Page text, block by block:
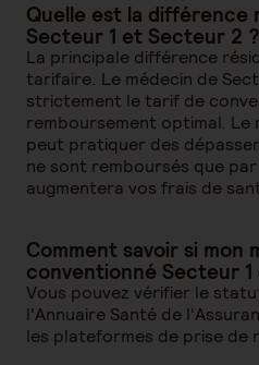
Quelle est la différence
Secteur 1 et Secteur 2 ?
La principale différence
tarifaire. Le médecin de
strictement le tarif de
remboursement optimal. Le
peut pratiquer des
ne sont remboursés que
augmentera vos frais de
Comment savoir si mon
conventionné Secteur 1
Vous pouvez vérifier le
l'Annuaire Santé de
les plateformes de prise de